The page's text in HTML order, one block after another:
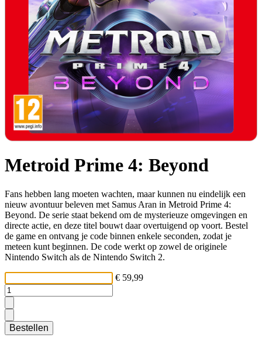
Metroid Prime 4: Beyond
Fans hebben lang moeten wachten, maar kunnen nu eindelijk een
nieuw avontuur beleven met Samus Aran in Metroid Prime 4:
Beyond. De serie staat bekend om de mysterieuze omgevingen en
directe actie, en deze titel bouwt daar overtuigend op voort. Bestel
de game en ontvang je code binnen enkele seconden, zodat je
meteen kunt beginnen. De code werkt op zowel de originele
Nintendo Switch als de Nintendo Switch 2.
€ 59,99
Bestellen